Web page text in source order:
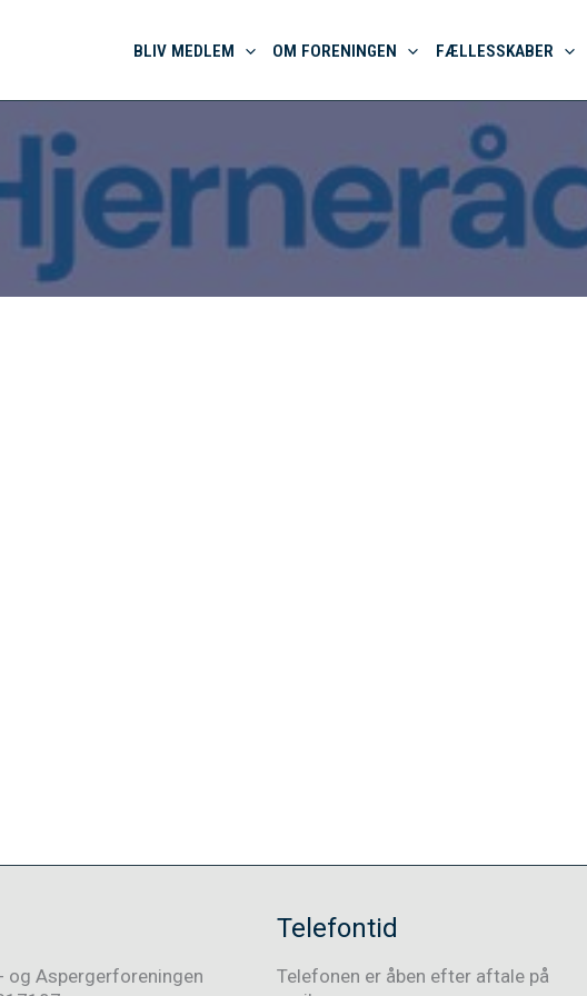
BLIV MEDLEM OM FORENINGEN FÆLLESSKABER
og Aspergerforeningen
Telefontid
Telefonen er åben efter aftale på